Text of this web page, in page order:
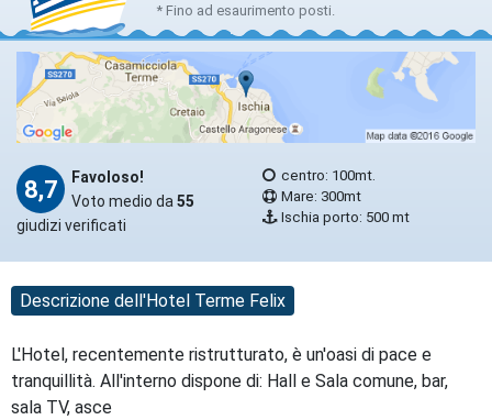
* Fino ad esaurimento posti.
8,7
Favoloso!
Voto medio da55
giudizi verificati
centro: 100mt.
Mare: 300mt
Ischia porto: 500 mt
Descrizione dell'Hotel Terme Felix
L'Hotel, recentemente ristrutturato, è un'oasi di pace e
tranquillità. All'interno dispone di: Hall e Sala comune, bar,
sala TV, asce